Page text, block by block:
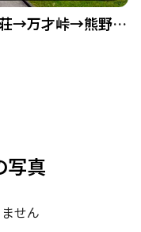
熊野古道伊勢路🌸本宮道 瀞流荘→万才峠→熊野本宮大社⛩️ #968
写真
せん